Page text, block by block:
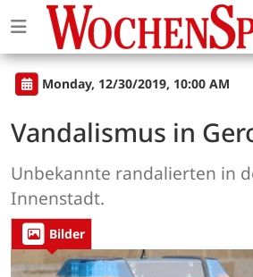
Monday, 12/30/2019, 10:00 AM
Vandalismus in
Unbekannte randalierten in
Innenstadt.
Bilder